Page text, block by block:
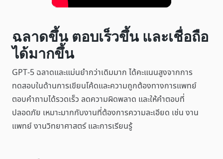
ฉลาดขึ้น ตอบเร็วขึ้น และเชื่อถือ
ได้มากขึ้น
GPT-5 ฉลาดและแม่นยำกว่าเดิมมาก ได้คะแนนสูงจากการ
ทดสอบในด้านการเขียนโค้ดและความถูกต้องทางการแพทย์
ตอบคำถามได้รวดเร็ว ลดความผิดพลาด และให้คำตอบที่
ปลอดภัย เหมาะมากกับงานที่ต้องการความละเอียด เช่น งาน
แพทย์ งานวิทยาศาสตร์ และการเรียนรู้